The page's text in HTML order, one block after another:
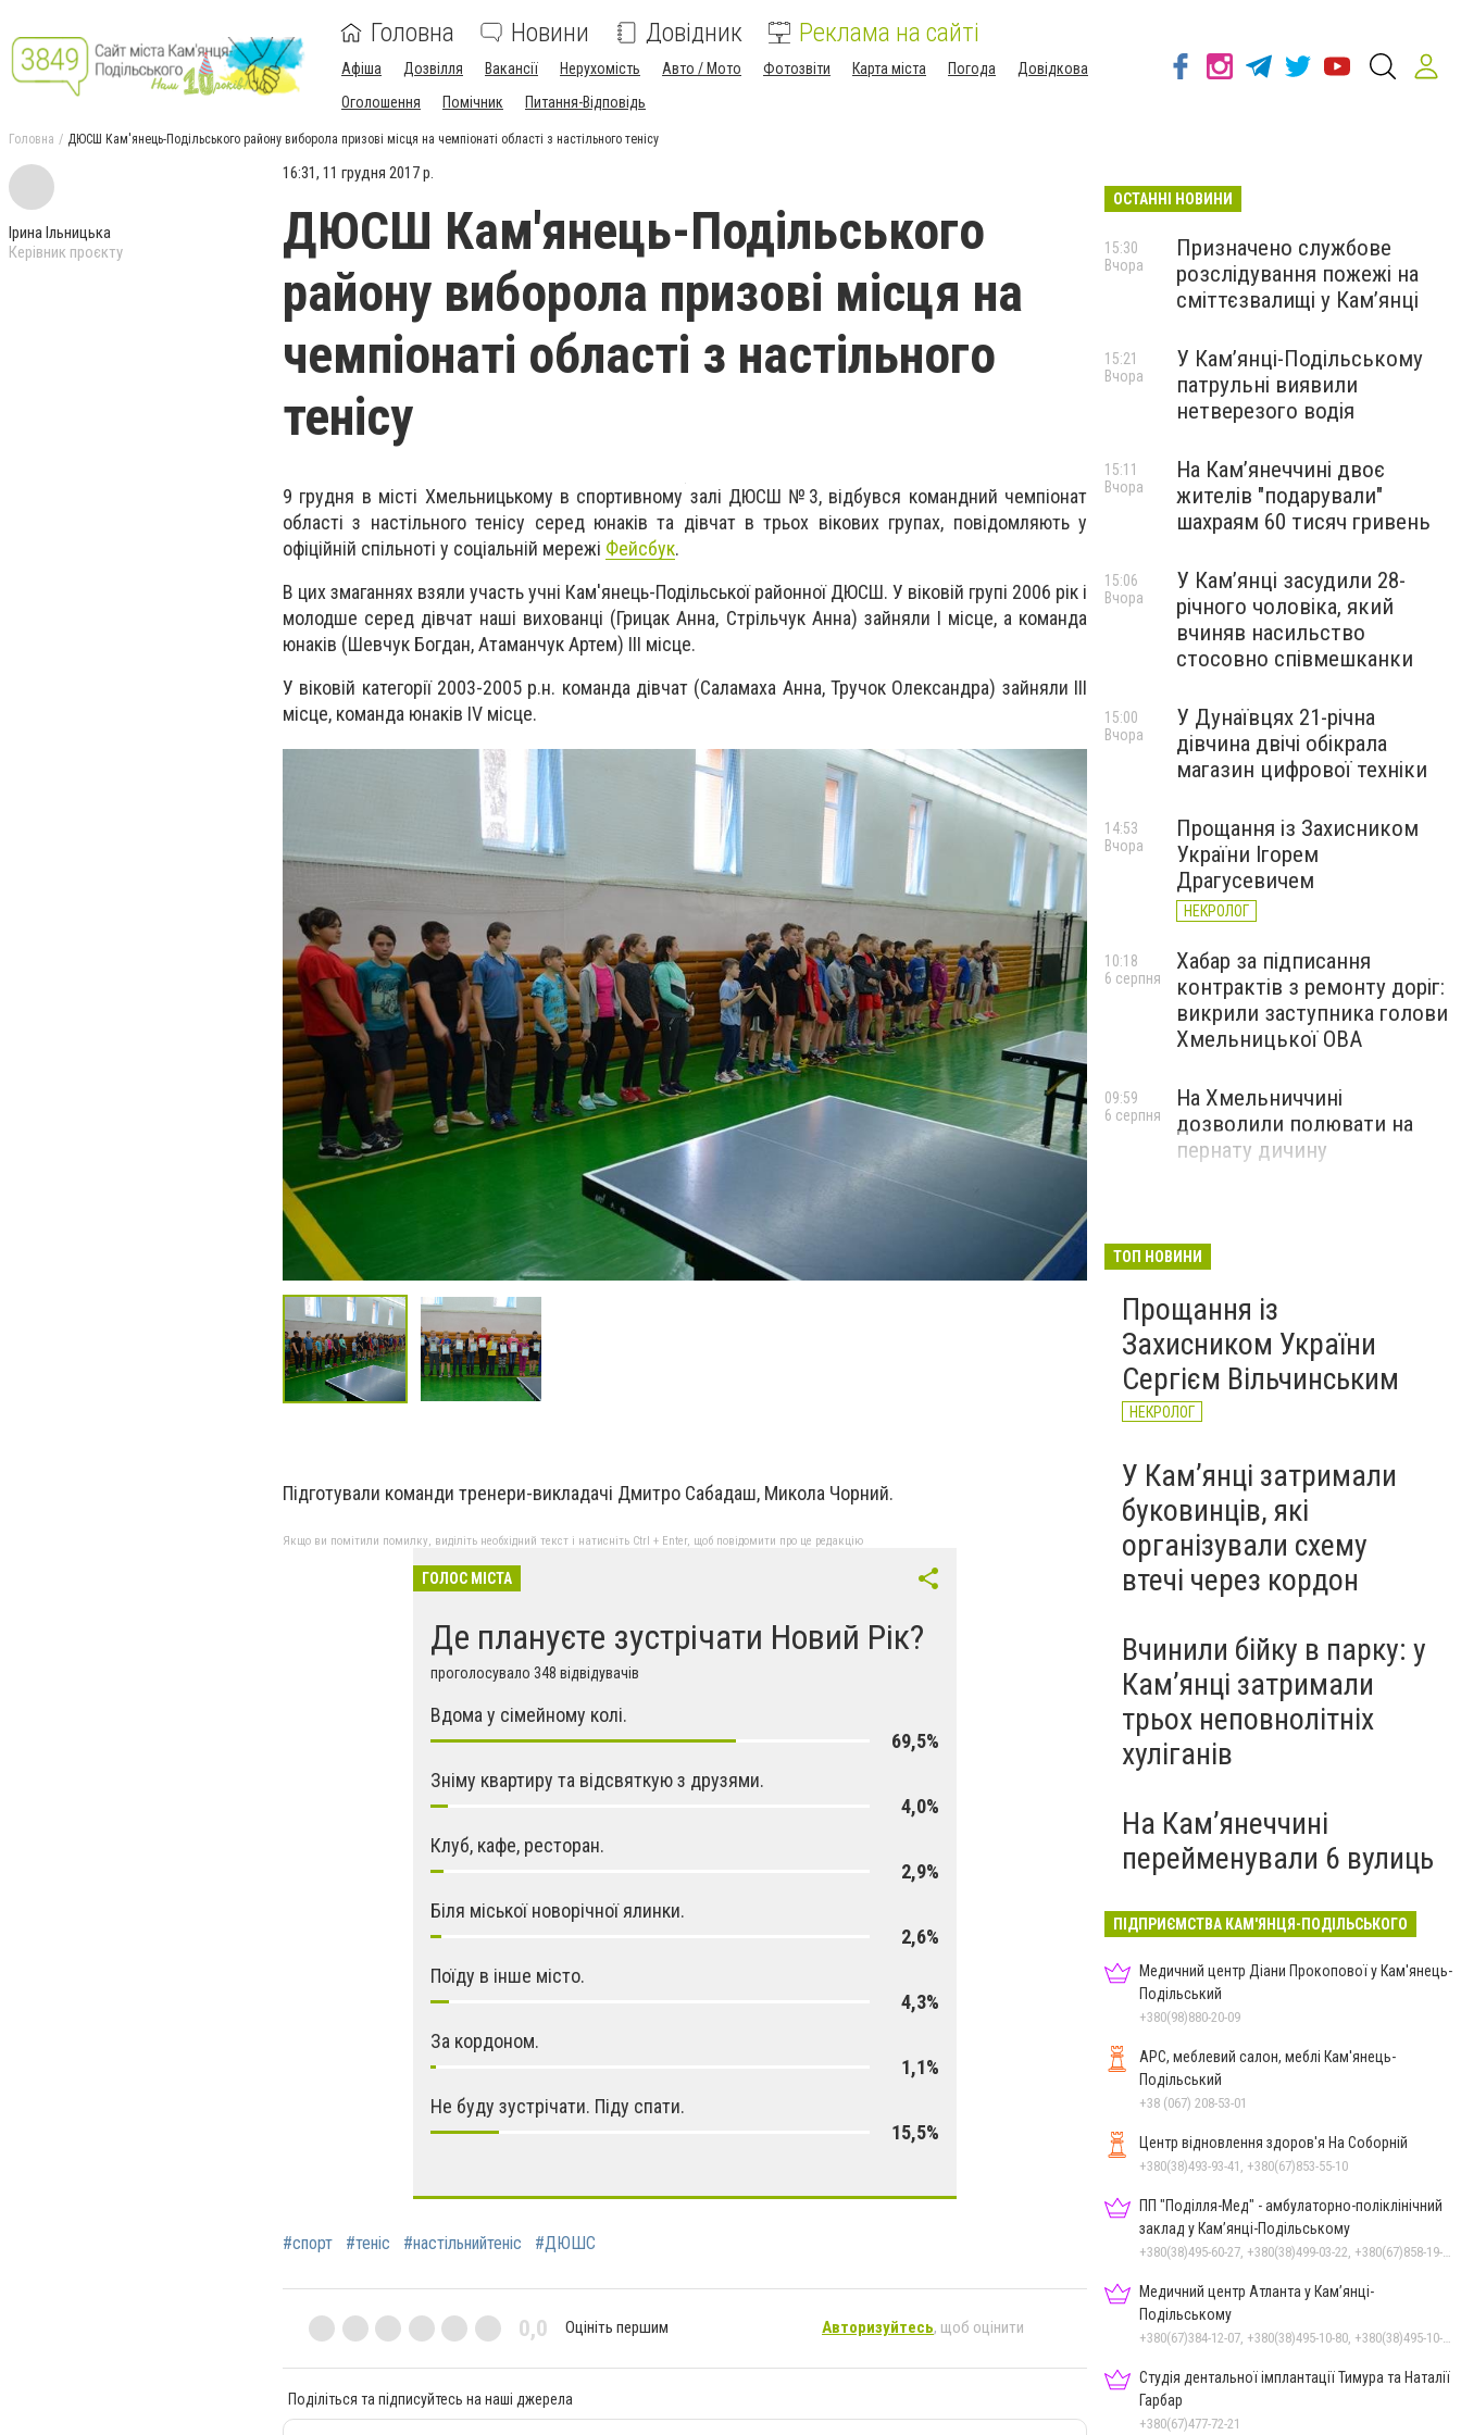
Головна Новини Довідник Реклама на сайті
Афіша Дозвілля Вакансії Нерухомість Авто / Мото Фотозвіти Карта міста Погода
Довідкова
Оголошення
Помічник Питання-Відповідь
Головна ДЮСШ Кам'янець-Подільського району виборола призові місця на чемпіонаті області з настільного тенісу
Ірина Ільницька
Керівник проєкту
16:31, 11 грудня 2017 р.
ДЮСШ Кам'янець-Подільського
району виборола призові місця на
чемпіонаті області з настільного
тенісу
9 грудня в місті Хмельницькому в спортивному залі ДЮСШ №3, відбувся командний чемпіонат
області з настільного тенісу серед юнаків та дівчат в трьох вікових групах, повідомляють у
офіційній спільноті у соціальній мережі Фейсбук.
В цих змаганнях взяли участь учні Кам'янець-Подільської районної ДЮСШ. У віковій групі 2006 рік і
молодше серед дівчат наші вихованці (Грицак Анна, Стрільчук Анна) зайняли І місце, а команда
юнаків (Шевчук Богдан, Атаманчук Артем) ІІІ місце.
У віковій категорії 2003-2005 р.н. команда дівчат (Саламаха Анна, Тручок Олександра) зайняли ІІІ
місце, команда юнаків ІV місце.
Підготували команди тренери-викладачі Дмитро Сабадаш, Микола Чорний.
Якщо ви помітили помилку, виділіть необхідний текст і натисніть Ctrl + Enter, щоб повідомити про це редакцію
ГОЛОС МІСТА
Де плануєте зустрічати Новий Рік?
проголосувало 348 відвідувачів
Вдома у сімейному колі.
69,5%
Зніму квартиру та відсвяткую з друзями.
4,0%
Клуб, кафе, ресторан.
2,9%
Біля міської новорічної ялинки.
2,6%
Поїду в інше місто.
4,3%
За кордоном.
1,1%
Не буду зустрічати. Піду спати.
15,5%
#спорт #теніс #настільнийтеніс #ДЮШС
0,0 Оцініть першим Авторизуйтесь, щоб оцінити
Поділіться та підписуйтесь на наші джерела
ОСТАННІ НОВИНИ
Призначено службове
розслідування пожежі на
сміттєзвалищі у Кам’янці
15:30
Вчора
У Кам’янці-Подільському
патрульні виявили
нетверезого водія
15:21
Вчора
На Камʼянеччині двоє
жителів "подарували"
шахраям 60 тисяч гривень
15:11
Вчора
У Камʼянці засудили 28-
річного чоловіка, який
вчиняв насильство
стосовно співмешканки
15:06
Вчора
У Дунаївцях 21-річна
дівчина двічі обікрала
магазин цифрової техніки
15:00
Вчора
Прощання із Захисником
України Ігорем
Драгусевичем
НЕКРОЛОГ
14:53
Вчора
Хабар за підписання
контрактів з ремонту доріг:
викрили заступника голови
Хмельницької ОВА
10:18
6 серпня
На Хмельниччині
дозволили полювати на
пернату дичину
09:59
6 серпня
ТОП НОВИНИ
Прощання із
Захисником України
Сергієм Вільчинським
НЕКРОЛОГ
У Кам’янці затримали
буковинців, які
організували схему
втечі через кордон
Вчинили бійку в парку: у
Кам’янці затримали
трьох неповнолітніх
хуліганів
На Камʼянеччині
перейменували 6 вулиць
ПІДПРИЄМСТВА КАМ'ЯНЦЯ-ПОДІЛЬСЬКОГО
Медичний центр Діани Прокопової у Кам'янець-
Подільський
+380(98)880-20-09
АРС, меблевий салон, меблі Кам'янець-
Подільський
+38 (067) 208-53-01
Центр відновлення здоров'я На Соборній
+380(38)493-93-41, +380(67)853-55-10
ПП "Поділля-Мед" - амбулаторно-поліклінічний
заклад у Кам’янці-Подільському
+380(38)495-60-27, +380(38)499-03-22, +380(67)858-19-75
Медичний центр Атланта у Кам’янці-
Подільському
+380(67)384-12-07, +380(38)495-10-80, +380(38)495-10-70
Студія дентальної імплантації Тимура та Наталії
Гарбар
+380(67)477-72-21